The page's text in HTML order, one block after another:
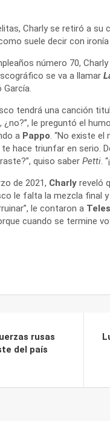
Charly se retiró a su
suele decir con
número 70,
se va a llamar
García.
tendrá una canción
le preguntó el
a Pappo. “No existe el
hace triunfar en serio.
quiso saber Petti.
de 2021, Charly reveló
le falta la mezcla final
le contaron a
cuando se termine
rusas
del país